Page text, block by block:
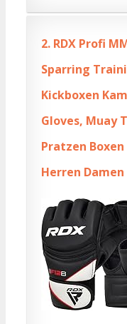
2. RDX Profi
Sparring
Kickboxen
Gloves, Muay
Pratzen
Herren